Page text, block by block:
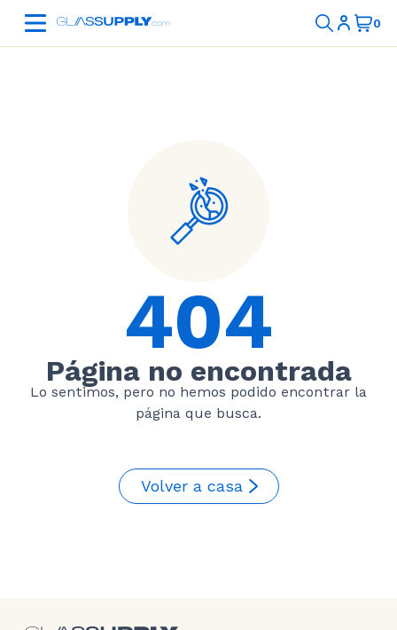
404
Página no encontrada
Lo sentimos, pero no hemos podido encontrar la
página que busca.
Volver a casa